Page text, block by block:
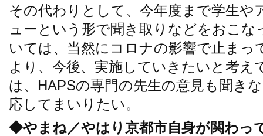
その代わりとして、今年度まで学生や
ューという形で聞き取りなどをおこ
いては、当然にコロナの影響で止ま
より、今後、実施していきたいと考え
は、HAPSの専門の先生の意見も聞き
応してまいりたい。
◆やまね／やはり京都市自身が関わっ